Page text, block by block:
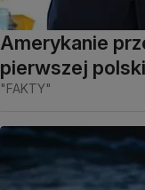
Amerykanie
pierwszej
"FAKTY"